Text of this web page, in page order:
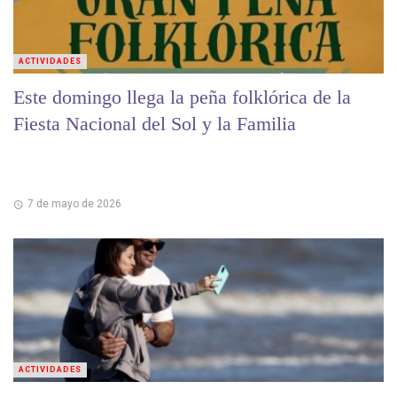
Este domingo llega la peña folklórica de la
Fiesta Nacional del Sol y la Familia
7 de mayo de 2026
ACTIVIDADES
ACTIVIDADES